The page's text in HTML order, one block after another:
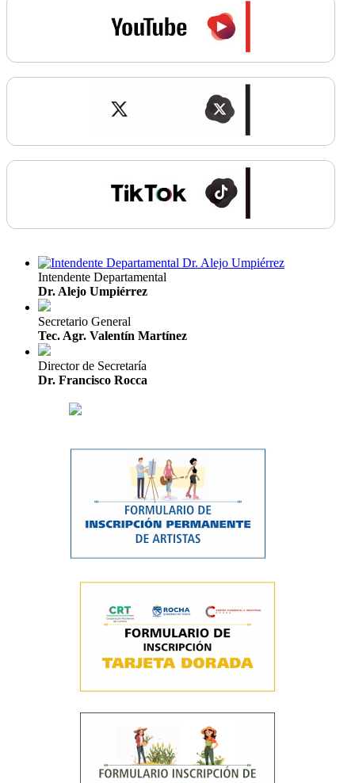
Intendente Departamental
Dr. Alejo Umpiérrez
Secretario General
Tec. Agr. Valentín Martínez
Director de Secretaría
Dr. Francisco Rocca